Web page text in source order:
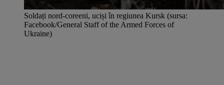
Soldați nord-coreeni, uciși în regiunea Kursk (sursa:
Facebook/General Staff of the Armed Forces of
Ukraine)